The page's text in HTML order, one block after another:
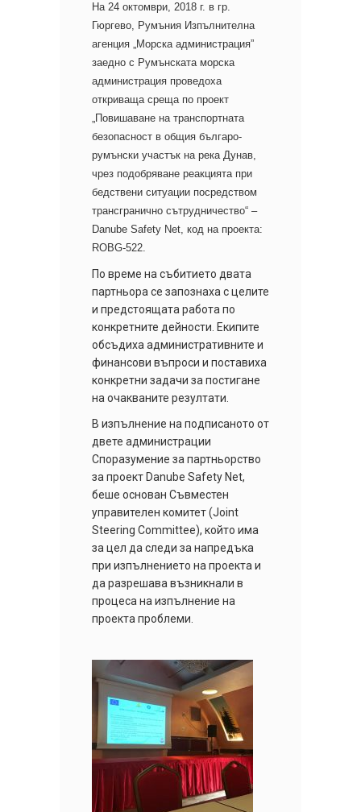
На 24 октомври, 2018 г. в гр.
Гюргево, Румъния Изпълнителна
агенция „Морска администрация”
заедно с Румънската морска
администрация проведоха
откриваща среща по проект
„Повишаване на транспортната
безопасност в общия българо-
румънски участък на река Дунав,
чрез подобряване реакцията при
бедствени ситуации посредством
трансгранично сътрудничество“ –
Danube Safety Net, код на проекта:
ROBG-522.
По време на събитието двата
партньора се запознаха с целите
и предстоящата работа по
конкретните дейности. Екипите
обсъдиха административните и
финансови въпроси и поставиха
конкретни задачи за постигане
на очакваните резултати.
В изпълнение на подписаното от
двете администрации
Споразумение за партньорство
за проект Danube Safety Net,
беше основан Съвместен
управителен комитет (Joint
Steering Committee), който има
за цел да следи за напредъка
при изпълнението на проекта и
да разрешава възникнали в
процеса на изпълнение на
проекта проблеми.